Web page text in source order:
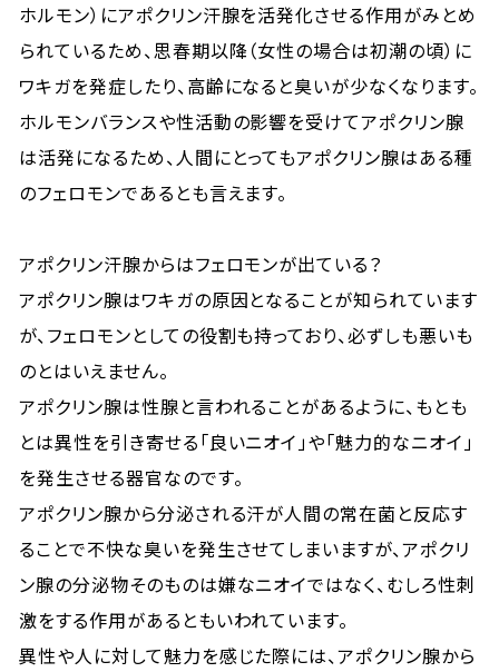
ホルモン）にアポクリン汗腺を活発化させる作用がみとめ
られているため、思春期以降（女性の場合は初潮の頃）に
ワキガを発症したり、高齢になると臭いが少なくなります。
ホルモンバランスや性活動の影響を受けてアポクリン腺
は活発になるため、人間にとってもアポクリン腺はある種
のフェロモンであるとも言えます。
アポクリン汗腺からはフェロモンが出ている？
アポクリン腺はワキガの原因となることが知られています
が、フェロモンとしての役割も持っており、必ずしも悪いも
のとはいえません。
アポクリン腺は性腺と言われることがあるように、もとも
とは異性を引き寄せる「良いニオイ」や「魅力的なニオイ」
を発生させる器官なのです。
アポクリン腺から分泌される汗が人間の常在菌と反応す
ることで不快な臭いを発生させてしまいますが、アポクリ
ン腺の分泌物そのものは嫌なニオイではなく、むしろ性刺
激をする作用があるともいわれています。
異性や人に対して魅力を感じた際には、アポクリン腺から